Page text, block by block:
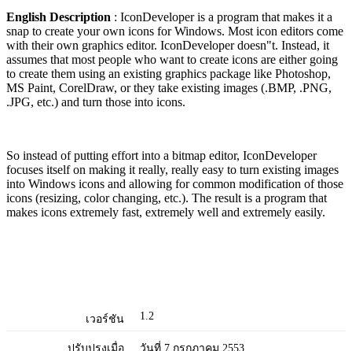
English Description : IconDeveloper is a program that makes it a
snap to create your own icons for Windows. Most icon editors come
with their own graphics editor. IconDeveloper doesn"t. Instead, it
assumes that most people who want to create icons are either going
to create them using an existing graphics package like Photoshop,
MS Paint, CorelDraw, or they take existing images (.BMP, .PNG,
.JPG, etc.) and turn those into icons.
So instead of putting effort into a bitmap editor, IconDeveloper
focuses itself on making it really, really easy to turn existing images
into Windows icons and allowing for common modification of those
icons (resizing, color changing, etc.). The result is a program that
makes icons extremely fast, extremely well and extremely easily.
เวอร์ชัน 1.2
ปรับปรุงเมื่อ วันที่ 7 กรกฎาคม 2553